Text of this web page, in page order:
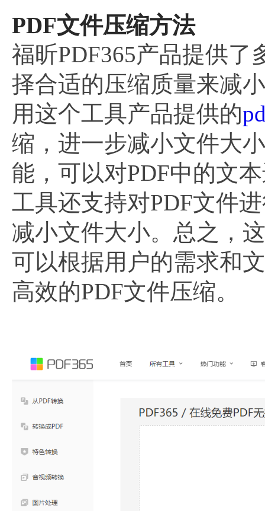
PDF文件压缩方法
福昕PDF365产品提供了
择合适的压缩质量来减
用这个工具产品提供的
缩，进一步减小文件大
能，可以对PDF中的文
工具还支持对PDF文件
减小文件大小。总之，
可以根据用户的需求和
高效的PDF文件压缩。